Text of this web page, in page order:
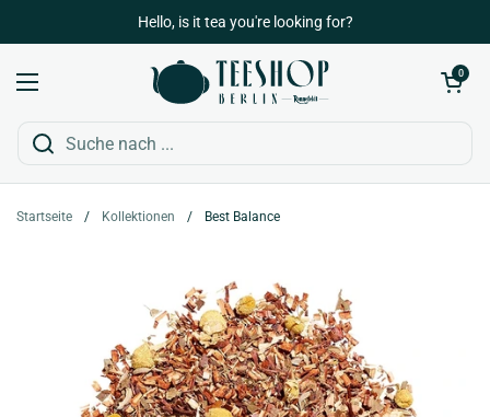
Hello, is it tea you're looking for?
Menü öffnen
Warenkorb
0
Startseite / Kollektionen / Best Balance